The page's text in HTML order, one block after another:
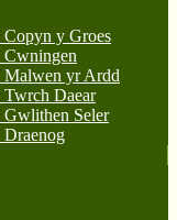
y Groes
Malwen yr Ardd
Daear
Seler